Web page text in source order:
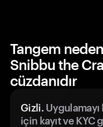
Tangem
Snibbu the
cüzdanıdır
Gizli.Uygulamayı
için kayıt ve KYC